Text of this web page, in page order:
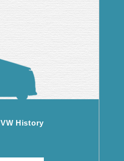
VW History